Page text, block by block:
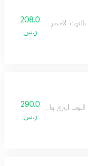
بالتوت الأحمر والفريزيا وخشب
208.0
ر.س
البري والكراميل والزعفران
290.0
ر.س